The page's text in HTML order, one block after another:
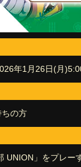
年1月26日(月
ちの方
UNION」をプレ